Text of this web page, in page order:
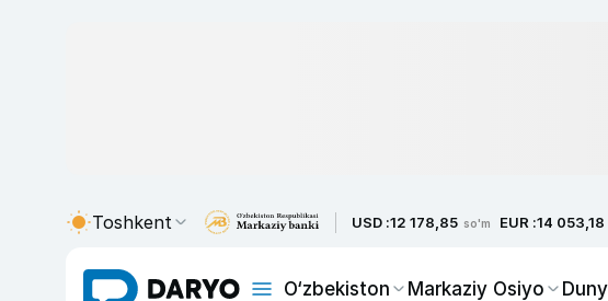
Toshkent USD :12 178,85 so'm EUR :14 053,18
O‘zbekiston Markaziy Osiyo